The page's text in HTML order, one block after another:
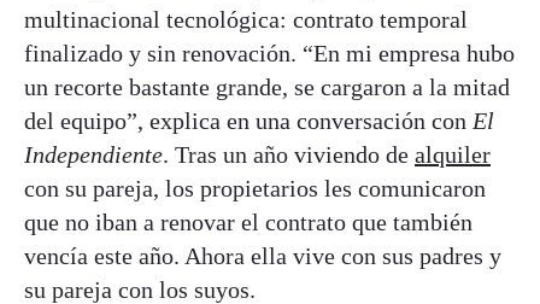
multinacional tecnológica: contrato temporal
finalizado y sin renovación. “En mi empresa hubo
un recorte bastante grande, se cargaron a la mitad
del equipo”, explica en una conversación con El
Independiente. Tras un año viviendo de alquiler
con su pareja, los propietarios les comunicaron
que no iban a renovar el contrato que también
vencía este año. Ahora ella vive con sus padres y
su pareja con los suyos.